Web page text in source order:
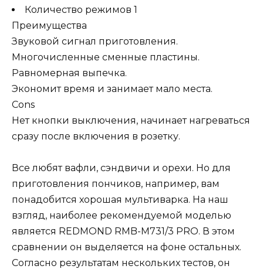
Количество режимов 1
Преимущества
Звуковой сигнал приготовления.
Многочисленные сменные пластины.
Равномерная выпечка.
Экономит время и занимает мало места.
Cons
Нет кнопки выключения, начинает нагреваться
сразу после включения в розетку.
Все любят вафли, сэндвичи и орехи. Но для
приготовления пончиков, например, вам
понадобится хорошая мультиварка. На наш
взгляд, наиболее рекомендуемой моделью
является REDMOND RMB-M731/3 PRO. В этом
сравнении он выделяется на фоне остальных.
Согласно результатам нескольких тестов, он